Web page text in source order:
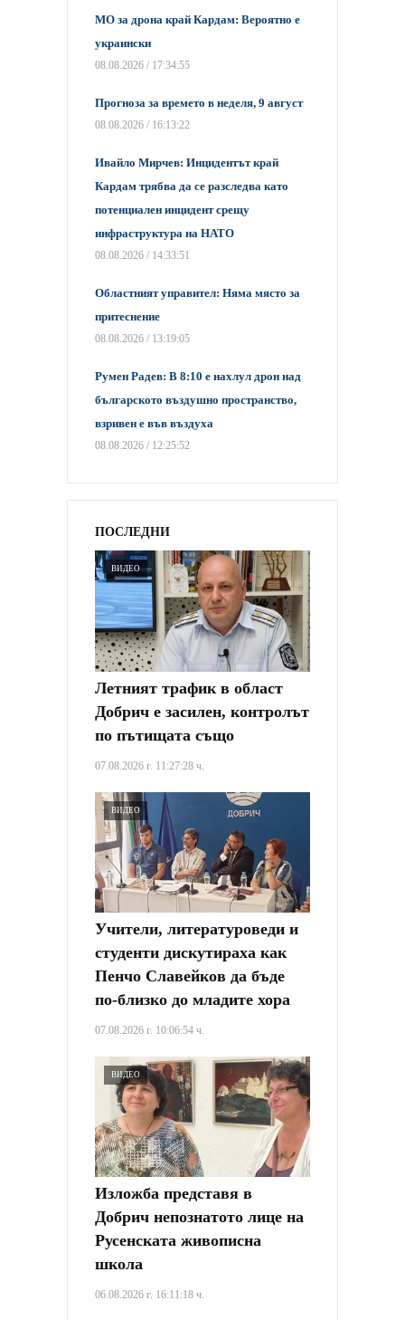
МО за дрона край Кардам: Вероятно е
украински
08.08.2026 / 17:34:55
Прогноза за времето в неделя, 9 август
08.08.2026 / 16:13:22
Ивайло Мирчев: Инцидентът край
Кардам трябва да се разследва като
потенциален инцидент срещу
инфраструктура на НАТО
08.08.2026 / 14:33:51
Областният управител: Няма място за
притеснение
08.08.2026 / 13:19:05
Румен Радев: В 8:10 е нахлул дрон над
българското въздушно пространство,
взривен е във въздуха
08.08.2026 / 12:25:52
ПОСЛЕДНИ
ВИДЕО
Летният трафик в област
Добрич е засилен, контролът
по пътищата също
07.08.2026 г. 11:27:28 ч.
ВИДЕО
Учители, литературоведи и
студенти дискутираха как
Пенчо Славейков да бъде
по-близко до младите хора
07.08.2026 г. 10:06:54 ч.
ВИДЕО
Изложба представя в
Добрич непознатото лице на
Русенската живописна
школа
06.08.2026 г. 16:11:18 ч.